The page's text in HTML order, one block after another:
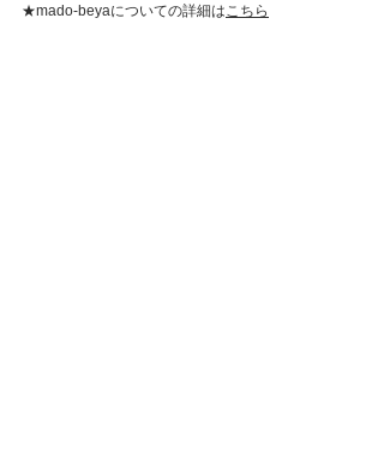
★mado-beyaについての詳細はこちら